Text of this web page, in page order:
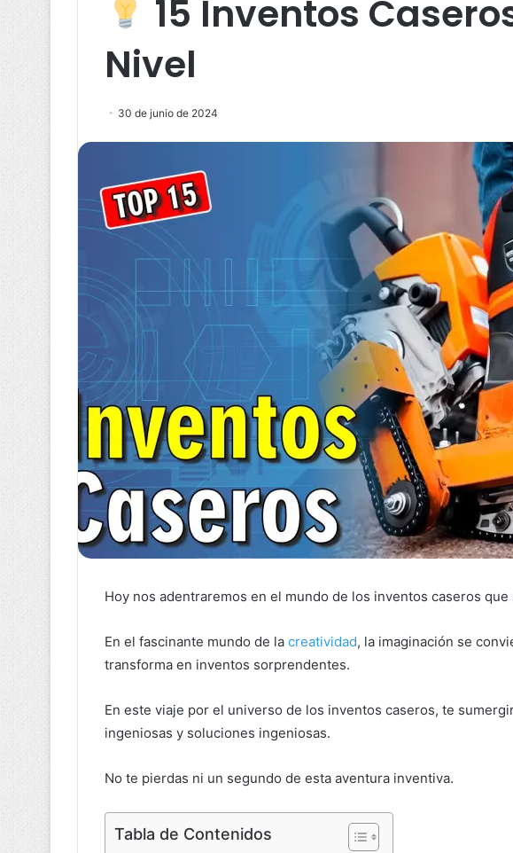
15 Inventos
Nivel
30 de junio de 2024
Hoy nos adentraremos en el mundo de los inventos caseros
En el fascinante mundo de la creatividad, la imaginación se
transforma en inventos sorprendentes.
En este viaje por el universo de los inventos caseros, te
ingeniosas y soluciones ingeniosas.
No te pierdas ni un segundo de esta aventura inventiva.
Tabla de Contenidos